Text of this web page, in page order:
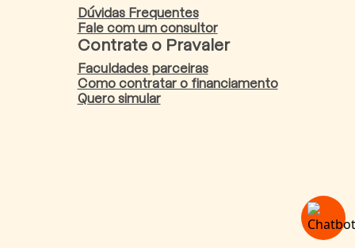
Dúvidas Frequentes
Fale com um consultor
Contrate o Pravaler
Faculdades parceiras
Como contratar o financiamento
Quero simular